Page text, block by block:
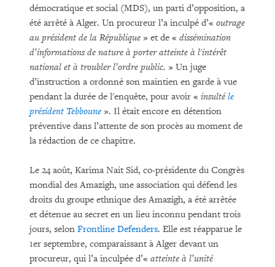
démocratique et social (MDS), un parti d’opposition, a
été arrêté à Alger. Un procureur l’a inculpé d’« outrage
au président de la République » et de « dissémination
d’informations de nature à porter atteinte à l'intérêt
national et à troubler l’ordre public. » Un juge
d’instruction a ordonné son maintien en garde à vue
pendant la durée de l'enquête, pour avoir « insultéle
président Tebboune ». Il était encore en détention
préventive dans l’attente de son procès au moment de
la rédaction de ce chapitre.
Le 24 août, Karima Nait Sid, co-présidente du Congrès
mondial des Amazigh, une association qui défend les
droits du groupe ethnique des Amazigh, a été arrêtée
et détenue au secret en un lieu inconnu pendant trois
jours, selon Frontline Defenders. Elle est réapparue le
1er septembre, comparaissant à Alger devant un
procureur, qui l’a inculpée d’« atteinte à l’unité